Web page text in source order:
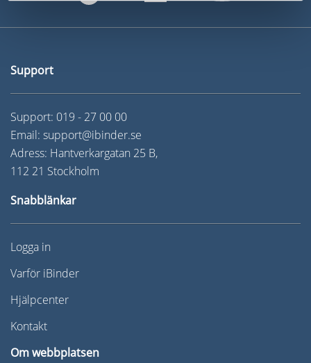
Support
Support: 019 - 27 00 00
Email: support@ibinder.se
Adress: Hantverkargatan 25 B,
112 21 Stockholm
Snabblänkar
Logga in
Varför iBinder
Hjälpcenter
Kontakt
Om webbplatsen